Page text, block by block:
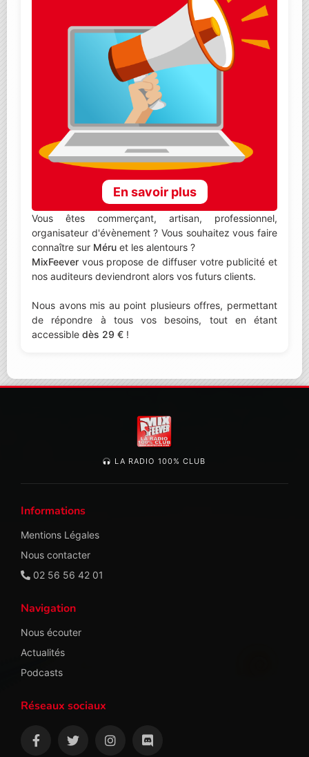
En savoir plus
Vous êtes commerçant, artisan, professionnel,
organisateur d'évènement ? Vous souhaitez vous faire
connaître sur Méru et les alentours ?
MixFeever vous propose de diffuser votre publicité et
nos auditeurs deviendront alors vos futurs clients.
Nous avons mis au point plusieurs offres, permettant
de répondre à tous vos besoins, tout en étant
accessible dès 29 € !
LA RADIO 100% CLUB
Informations
Mentions Légales
Nous contacter
02 56 56 42 01
Navigation
Nous écouter
Actualités
Podcasts
Réseaux sociaux